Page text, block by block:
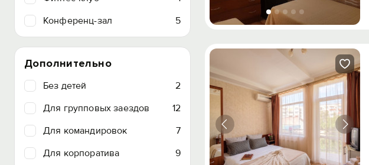
Конференц-зал
5
Дополнительно
Без детей
2
Для групповых заездов
12
Для командировок
7
Для корпоратива
9